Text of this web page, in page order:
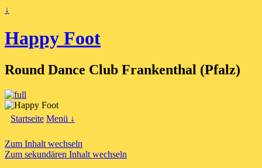
↓
Happy Foot
Round Dance Club Frankenthal (Pfalz)
Startseite Menü ↓
Zum Inhalt wechseln
Zum sekundären Inhalt wechseln